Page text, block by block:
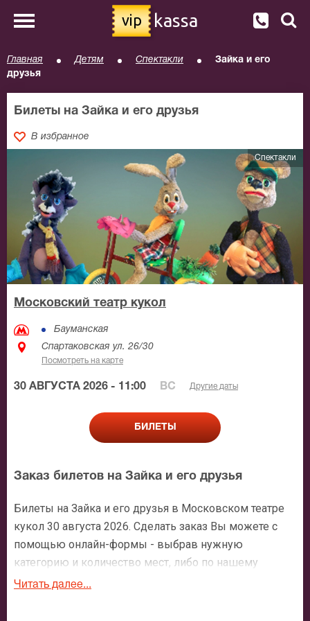
vip kassa
Главная Детям Спектакли
Зайка и его
друзья
Билеты на Зайка и его друзья
В избранное
Спектакли
Московский театр кукол
Бауманская
Спартаковская ул. 26/30
Посмотреть на карте
30 АВГУСТА 2026 - 11:00 ВС Другие даты
БИЛЕТЫ
Заказ билетов на Зайка и его друзья
Билеты на Зайка и его друзья в Московском театре
кукол 30 августа 2026. Сделать заказ Вы можете с
помощью онлайн-формы - выбрав нужную
категорию и количество мест, либо по нашему
номеру телефона: +7 (495) 921-35-00. После
Читать далее...